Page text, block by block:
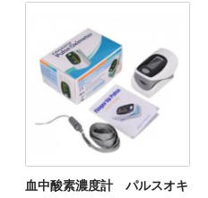
血中酸素濃度計 パルスオキ